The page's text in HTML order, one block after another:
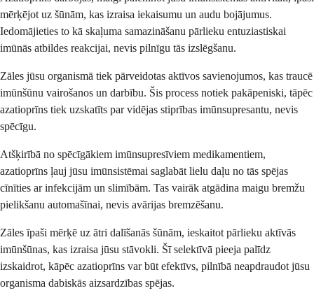
mērķējot uz šūnām, kas izraisa iekaisumu un audu bojājumus.
Iedomājieties to kā skaļuma samazināšanu pārlieku entuziastiskai
imūnās atbildes reakcijai, nevis pilnīgu tās izslēgšanu.
Zāles jūsu organismā tiek pārveidotas aktīvos savienojumos, kas traucē
imūnšūnu vairošanos un darbību. Šis process notiek pakāpeniski, tāpēc
azatioprīns tiek uzskatīts par vidējas stiprības imūnsupresantu, nevis
spēcīgu.
Atšķirībā no spēcīgākiem imūnsupresīviem medikamentiem,
azatioprīns ļauj jūsu imūnsistēmai saglabāt lielu daļu no tās spējas
cīnīties ar infekcijām un slimībām. Tas vairāk atgādina maigu bremžu
pielikšanu automašīnai, nevis avārijas bremzēšanu.
Zāles īpaši mērķē uz ātri dalīšanās šūnām, ieskaitot pārlieku aktīvās
imūnšūnas, kas izraisa jūsu stāvokli. Šī selektīvā pieeja palīdz
izskaidrot, kāpēc azatioprīns var būt efektīvs, pilnībā neapdraudot jūsu
organisma dabiskās aizsardzības spējas.